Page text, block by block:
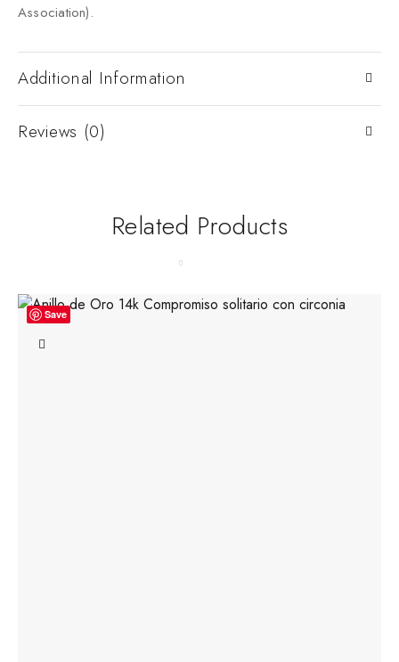
Association).
Additional Information
Reviews (0)
Related Products
Save